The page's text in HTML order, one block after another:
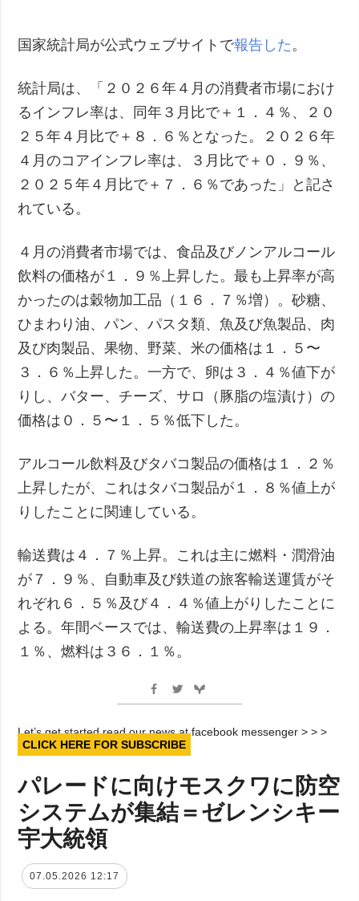
国家統計局が公式ウェブサイトで報告した 。
統計局は、「２０２６年４月の消費者市場におけ
るインフレ率は、同年３月比で＋１．４％、２０
２５年４月比で＋８．６％となった。２０２６年
４月のコアインフレ率は、３月比で＋０．９％、
２０２５年４月比で＋７．６％であった」と記さ
れている。
４月の消費者市場では、食品及びノンアルコール
飲料の価格が１．９％上昇した。最も上昇率が高
かったのは穀物加工品（１６．７％増）。砂糖、
ひまわり油、パン、パスタ類、魚及び魚製品、肉
及び肉製品、果物、野菜、米の価格は１．５〜
３．６％上昇した。一方で、卵は３．４％値下が
りし、バター、チーズ、サロ（豚脂の塩漬け）の
価格は０．５〜１．５％低下した。
アルコール飲料及びタバコ製品の価格は１．２％
上昇したが、これはタバコ製品が１．８％値上が
りしたことに関連している。
輸送費は４．７％上昇。これは主に燃料・潤滑油
が７．９％、自動車及び鉄道の旅客輸送運賃がそ
れぞれ６．５％及び４．４％値上がりしたことに
よる。年間ベースでは、輸送費の上昇率は１９．
１％、燃料は３６．１％。
Let’s get started read our news at facebook messenger > > >
CLICK HERE FOR SUBSCRIBE
パレードに向けモスクワに防空
システムが集結＝ゼレンシキー
宇大統領
07.05.2026 12:17